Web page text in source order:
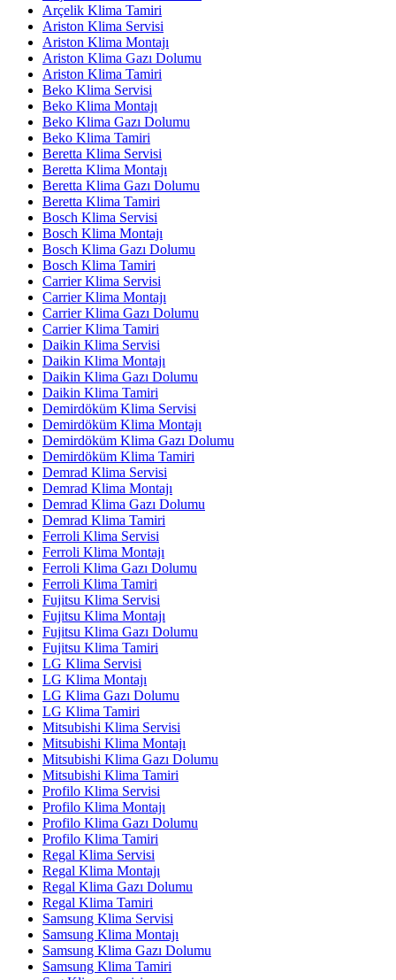
Arçelik Klima Tamiri
Ariston Klima Servisi
Ariston Klima Montajı
Ariston Klima Gazı Dolumu
Ariston Klima Tamiri
Beko Klima Servisi
Beko Klima Montajı
Beko Klima Gazı Dolumu
Beko Klima Tamiri
Beretta Klima Servisi
Beretta Klima Montajı
Beretta Klima Gazı Dolumu
Beretta Klima Tamiri
Bosch Klima Servisi
Bosch Klima Montajı
Bosch Klima Gazı Dolumu
Bosch Klima Tamiri
Carrier Klima Servisi
Carrier Klima Montajı
Carrier Klima Gazı Dolumu
Carrier Klima Tamiri
Daikin Klima Servisi
Daikin Klima Montajı
Daikin Klima Gazı Dolumu
Daikin Klima Tamiri
Demirdöküm Klima Servisi
Demirdöküm Klima Montajı
Demirdöküm Klima Gazı Dolumu
Demirdöküm Klima Tamiri
Demrad Klima Servisi
Demrad Klima Montajı
Demrad Klima Gazı Dolumu
Demrad Klima Tamiri
Ferroli Klima Servisi
Ferroli Klima Montajı
Ferroli Klima Gazı Dolumu
Ferroli Klima Tamiri
Fujitsu Klima Servisi
Fujitsu Klima Montajı
Fujitsu Klima Gazı Dolumu
Fujitsu Klima Tamiri
LG Klima Servisi
LG Klima Montajı
LG Klima Gazı Dolumu
LG Klima Tamiri
Mitsubishi Klima Servisi
Mitsubishi Klima Montajı
Mitsubishi Klima Gazı Dolumu
Mitsubishi Klima Tamiri
Profilo Klima Servisi
Profilo Klima Montajı
Profilo Klima Gazı Dolumu
Profilo Klima Tamiri
Regal Klima Servisi
Regal Klima Montajı
Regal Klima Gazı Dolumu
Regal Klima Tamiri
Samsung Klima Servisi
Samsung Klima Montajı
Samsung Klima Gazı Dolumu
Samsung Klima Tamiri